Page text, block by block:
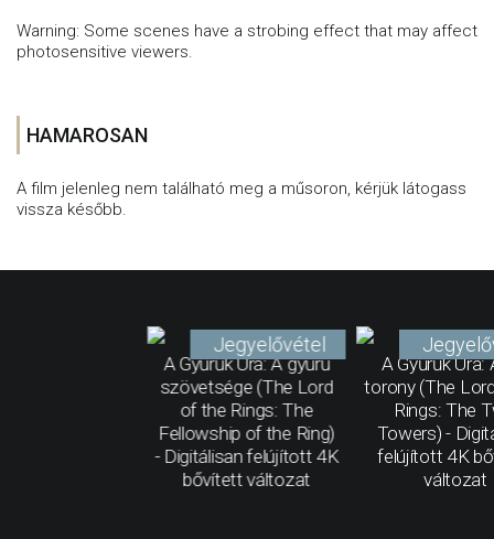
Warning: Some scenes have a strobing effect that may affect
photosensitive viewers.
HAMAROSAN
A film jelenleg nem található meg a műsoron, kérjük látogass
vissza később.
A Gyűrűk Ura: A gyűrű
szövetsége (The Lord
of the Rings: The
Fellowship of the Ring)
- Digitálisan felújított 4K
bővített változat
Jegyelővétel
A Gyűrűk Ura:
torony (The
Rings: The
Towers) -
felújított 4K
változat